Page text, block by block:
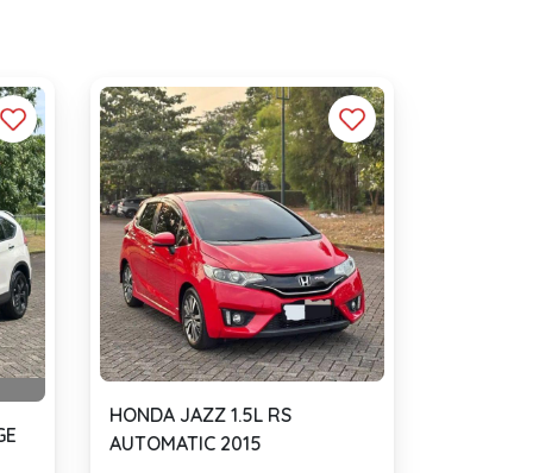
HONDA JAZZ 1.5L RS
AUTOMATIC 2015